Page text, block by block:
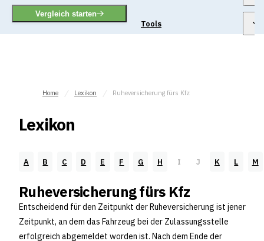
Tools
Vergleich starten
Home Lexikon Ruheversicherung fürs Kfz
Lexikon
A B C D E F G H I J K L M
Ruheversicherung fürs Kfz
Entscheidend für den Zeitpunkt der Ruheversicherung ist jener
Zeitpunkt, an dem das Fahrzeug bei der Zulassungsstelle
erfolgreich abgemeldet worden ist. Nach dem Ende der